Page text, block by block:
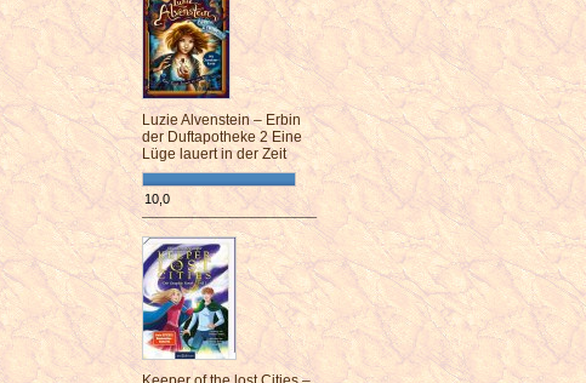
Luzie Alvenstein – Erbin
der Duftapotheke 2 Eine
Lüge lauert in der Zeit
10,0
¯¯¯¯¯¯¯¯¯¯¯¯¯¯¯¯¯¯¯¯¯¯¯¯